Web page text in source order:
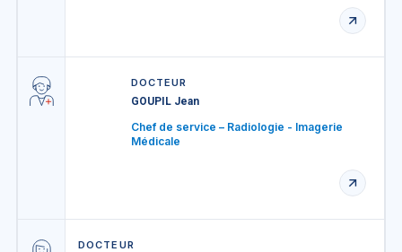
DOCTEUR
GOUPIL Jean
Chef de service – Radiologie - Imagerie
Médicale
DOCTEUR